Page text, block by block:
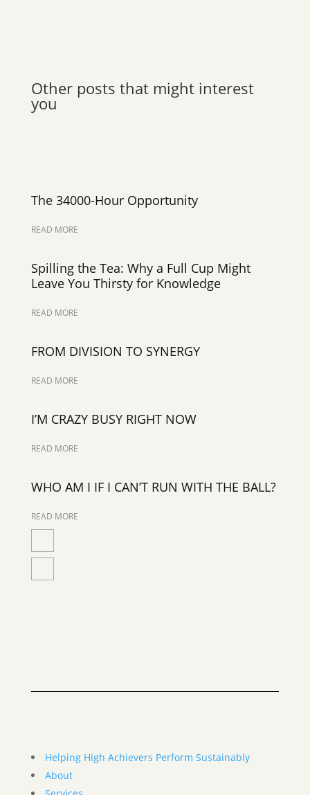
Other posts that might interest
you
The 34000-Hour Opportunity
READ MORE
Spilling the Tea: Why a Full Cup Might
Leave You Thirsty for Knowledge
READ MORE
FROM DIVISION TO SYNERGY
READ MORE
I’M CRAZY BUSY RIGHT NOW
READ MORE
WHO AM I IF I CAN’T RUN WITH THE BALL?
READ MORE
Helping High Achievers Perform Sustainably
About